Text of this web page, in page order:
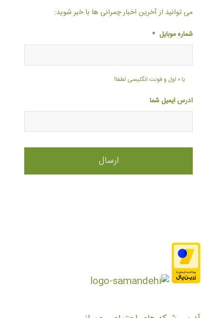
می توانید از آخرین اخبار چمرانی ها با خبر شوید:
شماره موبایل *
با ۰ اول و فونت انگلیسی لطفا!
آدرس ایمیل شما